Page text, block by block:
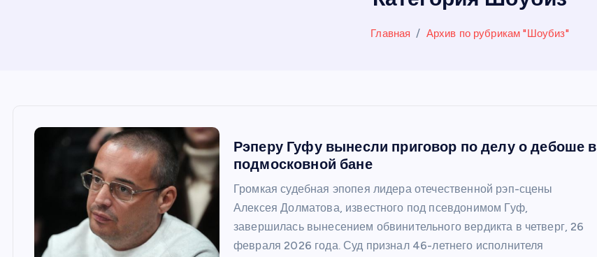
Главная Архив по рубрикам "Шоубиз"
Рэперу Гуфу вынесли приговор по делу о дебоше в
подмосковной бане
Громкая судебная эпопея лидера отечественной рэп-сцены
Алексея Долматова, известного под псевдонимом Гуф,
завершилась вынесением обвинительного вердикта в четверг, 26
февраля 2026 года. Суд признал 46-летнего исполнителя